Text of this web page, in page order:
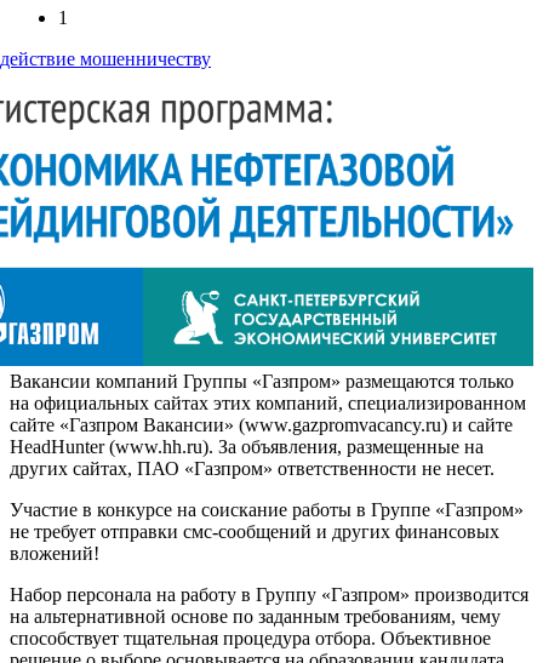
1
мошенничеству
Вакансии компаний Группы «Газпром» размещаются только
на официальных сайтах этих компаний, специализированном
сайте «Газпром Вакансии» (www.gazpromvacancy.ru) и сайте
HeadHunter (www.hh.ru). За объявления, размещенные на
других сайтах, ПАО «Газпром» ответственности не несет.
Участие в конкурсе на соискание работы в Группе «Газпром»
не требует отправки смс-сообщений и других финансовых
вложений!
Набор персонала на работу в Группу «Газпром» производится
на альтернативной основе по заданным требованиям, чему
способствует тщательная процедура отбора. Объективное